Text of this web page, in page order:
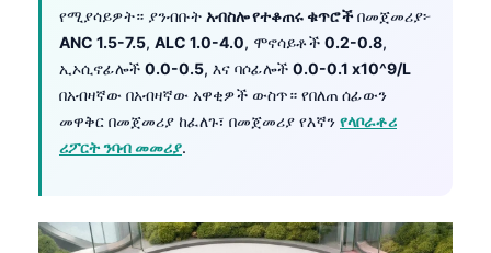
የሚያሳይዎት። ያንብቡት አብስሎ የተቆጠሩ ቁጥሮችበመጀመሪያ፦
ANC 1.5-7.5, ALC 1.0-4.0, ሞኖሳይቶች 0.2-0.8,
ኢኦሲኖፊሎች 0.0-0.5, እና ባሶፊሎች 0.0-0.1 x10^9/L
በአብዛኛው በአብዛኛው አዋቂዎች ውስጥ። የበለጠ ሰፊውን
መዋቅር በመጀመሪያ ከፈለጉ፣ በመጀመሪያ የእኛን የላቦራቶሪ
ሪፖርት ንባብ መመሪያ.